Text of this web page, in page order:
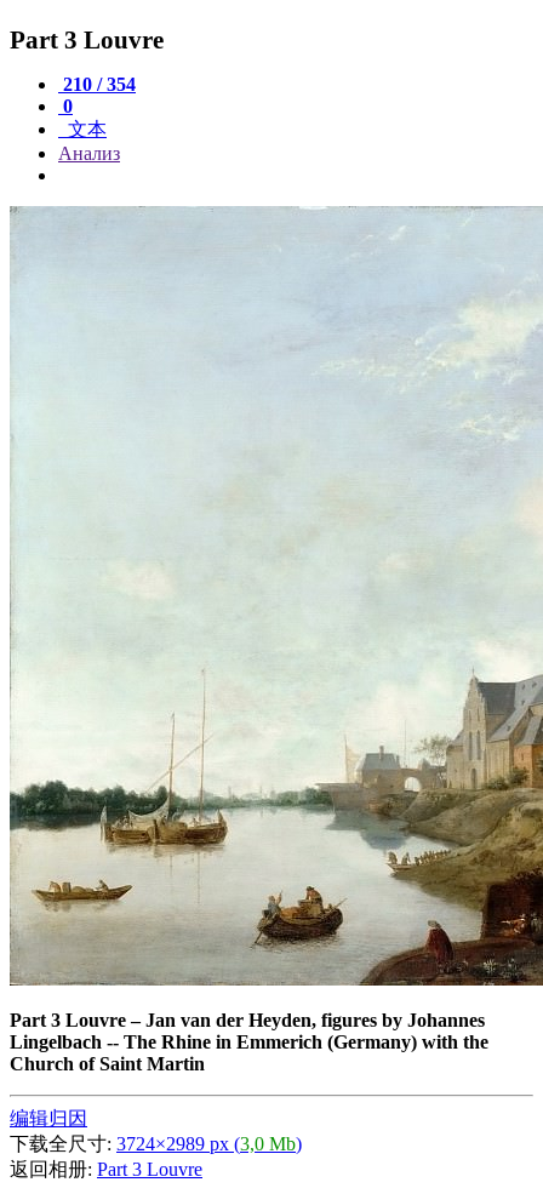
Part 3 Louvre
210 / 354
0
文本
Анализ
Part 3 Louvre–Jan van der Heyden, figures by Johannes
Lingelbach -- The Rhine in Emmerich (Germany) with the
Church of Saint Martin
编辑归因
下载全尺寸: 3724×2989 px (3,0 Mb)
返回相册: Part 3 Louvre